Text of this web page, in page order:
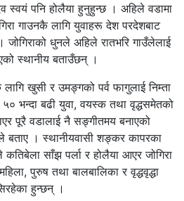
स्वयं पनि होलैया हुनुहुन्छ । अहिले वडामा
गाउनकै लागि युवाहरू देश परदेशबाट
धुनले अहिले रातभरि गाउँलेलाई
स्थानीय बताउँछन् ।
खुसी र उमङ्गको पर्व फागुलाई निम्ता
भन्दा बढी युवा, वयस्क तथा वृद्धसमेतको
पूरै वडालाई नै सङ्गीतमय बनाएको
बताए । स्थानीयवासी शङ्कर कापरका
साँझ पर्ला र होलैया आएर जोगिरा
पुरुष तथा बालबालिका र वृद्धवृद्धा
हुन्छन् ।